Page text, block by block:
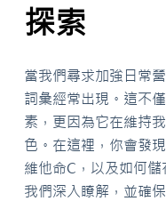
探索
當我們尋求加強日常
詞彙經常出現。這不
素，更因為它在維持
色。在這裡，你會發
維他命C，以及如何
我們深入瞭解，並確